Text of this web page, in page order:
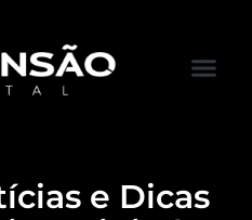
e Dicas